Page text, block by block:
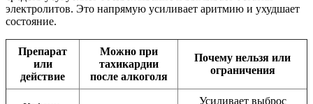
электролитов. Это напрямую усиливает аритмию и ухудшает
состояние.
Препарат
или
действие
Можно при
тахикардии
после алкоголя
Почему нельзя или
ограничения
Усиливает выброс